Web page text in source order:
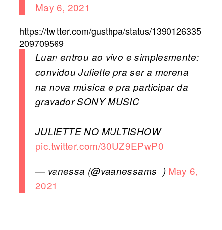
May 6, 2021
https://twitter.com/gusthpa/status/1390126335
209709569
Luan entrou ao vivo e simplesmente:
convidou Juliette pra ser a morena
na nova música e pra participar da
gravador SONY MUSIC
JULIETTE NO MULTISHOW
pic.twitter.com/30UZ9EPwP0
— vanessa (@vaanessams_) May 6,
2021